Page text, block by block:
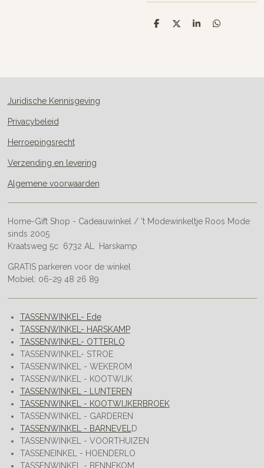
D
D
S
D
Juridische Kennisgeving
Privacybeleid
Herroepingsrecht
Verzending en levering
Algemene voorwaarden
Home-Gift Shop - Cadeauwinkel / 't Modewinkeltje Roos Mode
sinds 2005
Kraatsweg 5c 6732 AL Harskamp
GRATIS parkeren voor de winkel
Mobiel: 06-29 48 26 89
TASSENWINKEL- Ede
TASSENWINKEL- HARSKAMP
TASSENWINKEL- OTTERLO
TASSENWINKEL- STROE
TASSENWINKEL - WEKEROM
TASSENWINKEL - KOOTWIJK
TASSENWINKEL - LUNTEREN
TASSENWINKEL - KOOTWIJKERBROEK
TASSENWINKEL - GARDEREN
TASSENWINKEL - BARNEVEL
D
TASSENWINKEL - VOORTHUIZEN
TASSENEINKEL - HOENDERLO
TASSENWINKEL - BENNEKOM